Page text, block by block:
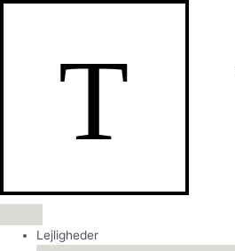
T
Lejligheder